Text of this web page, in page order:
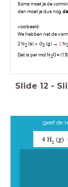
Soms moet je de
dan moet je dus nog
voorbeeld:
We hebben net de
2 N2(s) + O2(g) → 2N2
Dat is per mol N2O =
Slide 12 -
geef de